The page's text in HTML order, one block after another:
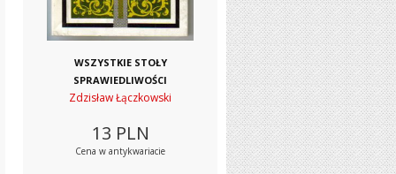
WSZYSTKIE STOŁY
SPRAWIEDLIWOŚCI
Zdzisław Łączkowski
13 PLN
Cena w antykwariacie